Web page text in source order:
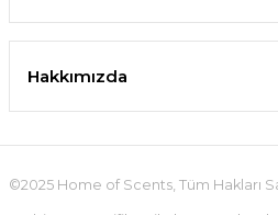
Hakkımızda
©2025 Home of Scents, Tüm Hakları